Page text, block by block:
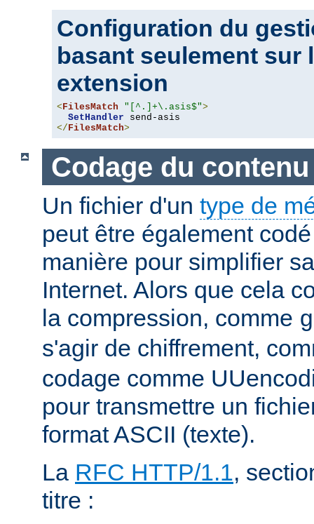
Configuration du
basant seulement sur
extension
< FilesMatch "[^.]+\.asis$">
SetHandler
</ FilesMatch>
Codage du contenu
Un fichier d'un type de
peut être également
manière pour simplifier
Internet. Alors que cela
la compression, comme
s'agir de chiffrement,
codage comme
pour transmettre un
format ASCII (texte).
La RFC HTTP/1.1,
titre :